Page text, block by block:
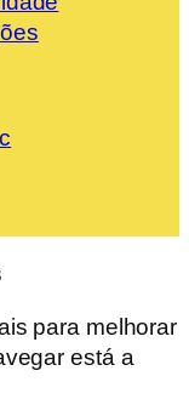
para melhorar
está a